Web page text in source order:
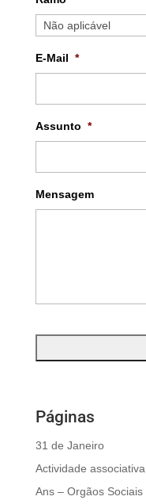
E-Mail *
Assunto *
Mensagem
Páginas
31 de Janeiro
Actividade associativa
Ans – Orgãos Sociais